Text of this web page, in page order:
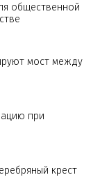
общественной
мост между
при
крест